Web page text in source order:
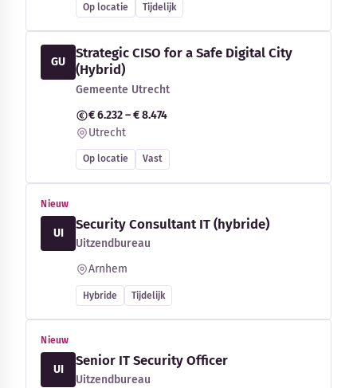
Op locatie Tijdelijk
GU
Strategic CISO for a Safe Digital City
(Hybrid)
Gemeente Utrecht
€ 6.232 – € 8.474
Utrecht
Op locatie Vast
Nieuw
UI
Security Consultant IT (hybride)
Uitzendbureau
Arnhem
Hybride Tijdelijk
Nieuw
UI
Senior IT Security Officer
Uitzendbureau